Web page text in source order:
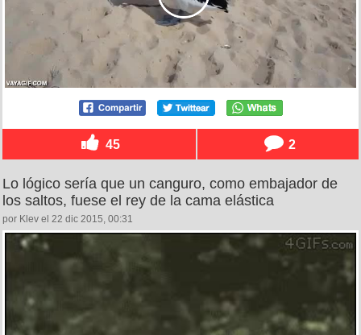
45 2
Lo lógico sería que un canguro, como embajador de
los saltos, fuese el rey de la cama elástica
por Klev el 22 dic 2015, 00:31